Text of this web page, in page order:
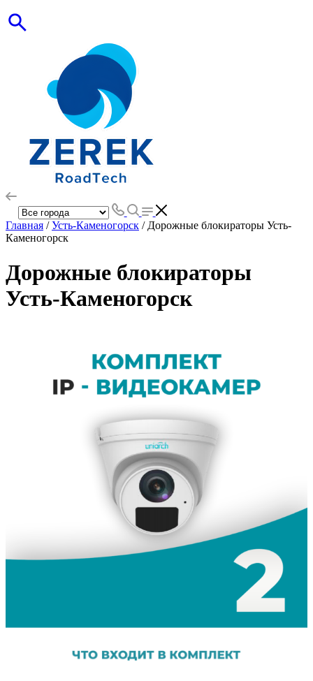
Главная /Усть-Каменогорск / Дорожные блокираторы Усть-
Каменогорск
Дорожные блокираторы
Усть-Каменогорск